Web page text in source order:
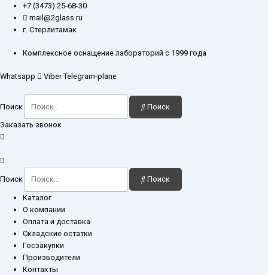
Перейти
содержимому
+7 (3473) 25-68-30
mail@2glass.ru
г. Стерлитамак
Комплексное оснащение лабораторий с 1999 года
Whatsapp Viber Telegram-plane
Поиск Поиск
Заказать звонок
Поиск Поиск
Каталог
О компании
Оплата и доставка
Складские остатки
Госзакупки
Производители
Контакты